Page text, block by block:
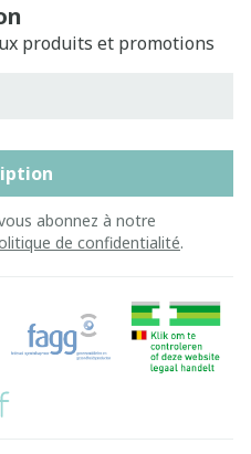
produits et promotions
abonnez à notre
de confidentialité.